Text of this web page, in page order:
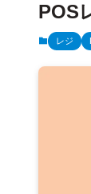
POS
レジ